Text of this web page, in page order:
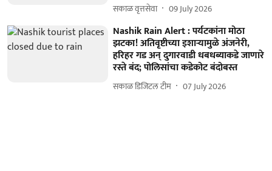
सकाळ वृत्तसेवा 09 July 2026
Nashik Rain Alert : पर्यटकांना मोठा
झटका! अतिवृष्टीच्या इशाऱ्यामुळे अंजनेरी,
हरिहर गड अन् दुगारवाडी धबधब्याकडे जाणारे
रस्ते बंद; पोलिसांचा कडेकोट बंदोबस्त
सकाळ डिजिटल टीम 07 July 2026